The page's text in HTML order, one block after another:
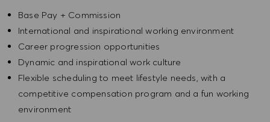
Base Pay + Commission
International and inspirational working environment
Career progression opportunities
Dynamic and inspirational work culture
Flexible scheduling to meet lifestyle needs, with a
competitive compensation program and a fun working
environment